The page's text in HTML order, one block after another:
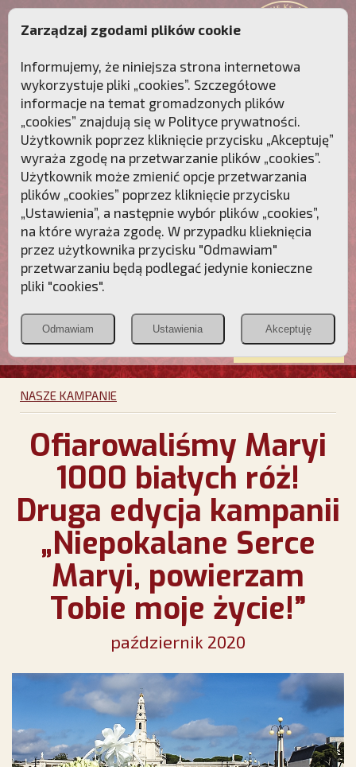
Przebudźmy sumienia Polaków!
Polonia
Christiana
PCh24.pl
Przymierze
POZNAJ APOSTOLAT FATIMY WESPRZYJ
NAS
NASZE KAMPANIE
Ofiarowaliśmy Maryi
1000 białych róż!
Druga edycja kampanii
„Niepokalane Serce
Maryi, powierzam
Tobie moje życie!”
październik 2020
Zarządzaj zgodami plików cookie
Informujemy, że niniejsza strona internetowa
wykorzystuje pliki „cookies”. Szczegółowe
informacje na temat gromadzonych plików
„cookies” znajdują się w Polityce prywatności.
Użytkownik poprzez kliknięcie przycisku „Akceptuję”
wyraża zgodę na przetwarzanie plików „cookies”.
Użytkownik może zmienić opcje przetwarzania
plików „cookies” poprzez kliknięcie przycisku
„Ustawienia”, a następnie wybór plików „cookies”,
na które wyraża zgodę. W przypadku klieknięcia
przez użytkownika przycisku "Odmawiam"
przetwarzaniu będą podlegać jedynie konieczne
pliki "cookies".
Odmawiam Ustawienia Akceptuję